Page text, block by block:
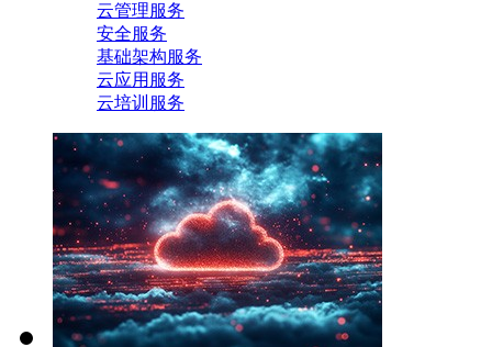
云管理服务
安全服务
基础架构服务
云应用服务
云培训服务